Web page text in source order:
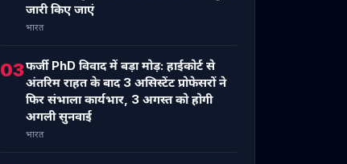
जारी किए जाएं
भारत
03फर्जी PhD विवाद में बड़ा मोड़: हाईकोर्ट से
अंतरिम राहत के बाद 3 असिस्टेंट प्रोफेसरों ने
फिर संभाला कार्यभार, 3 अगस्त को होगी
अगली सुनवाई
भारत